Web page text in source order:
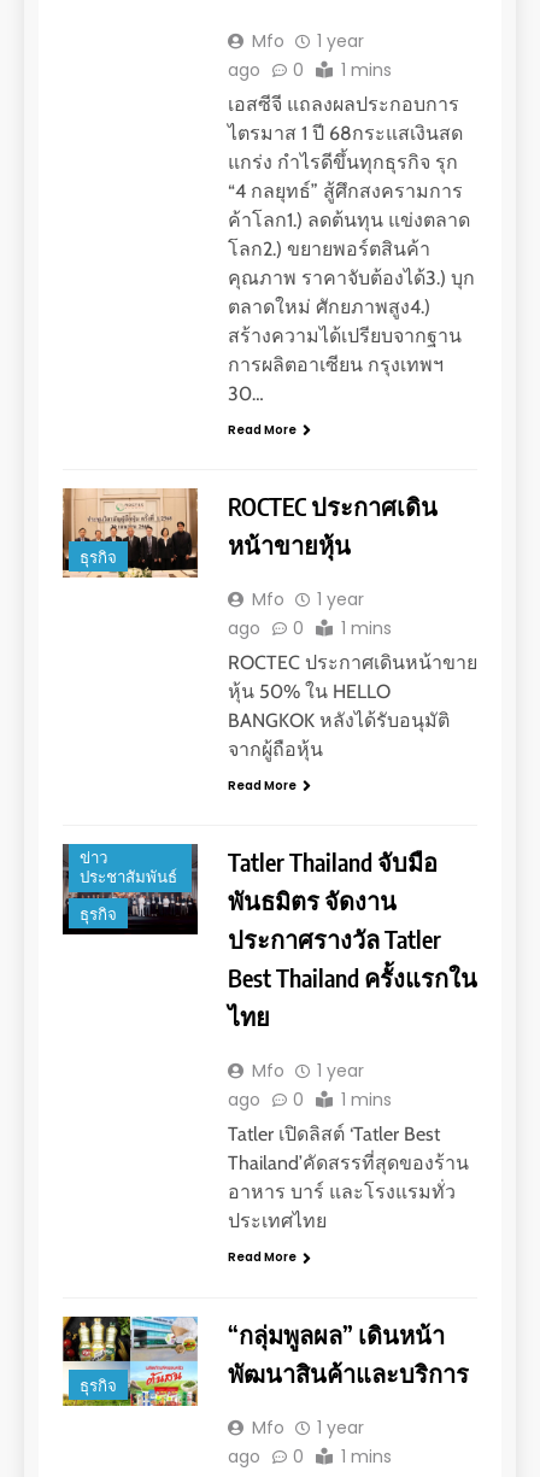
Mfo
1 year
ago
0 1 mins
เอสซีจี แถลงผลประกอบการ
ไตรมาส 1 ปี 68กระแสเงินสด
แกร่ง กำไรดีขึ้นทุกธุรกิจ รุก
“4 กลยุทธ์” สู้ศึกสงครามการ
ค้าโลก1.) ลดต้นทุน แข่งตลาด
โลก2.) ขยายพอร์ตสินค้า
คุณภาพ ราคาจับต้องได้3.) บุก
ตลาดใหม่ ศักยภาพสูง4.)
สร้างความได้เปรียบจากฐาน
การผลิตอาเซียน กรุงเทพฯ
30…
Read More
ธุรกิจ
ROCTEC ประกาศเดิน
หน้าขายหุ้น
Mfo
1 year
ago
0 1 mins
ROCTEC ประกาศเดินหน้าขาย
หุ้น 50% ใน HELLO
BANGKOK หลังได้รับอนุมัติ
จากผู้ถือหุ้น
Read More
ข่าว
ประชาสัมพันธ์
ธุรกิจ
Tatler Thailand จับมือ
พันธมิตร จัดงาน
ประกาศรางวัล Tatler
Best Thailand ครั้งแรกใน
ไทย
Mfo
1 year
ago
0 1 mins
Tatler เปิดลิสต์ ‘Tatler Best
Thailand’คัดสรรที่สุดของร้าน
อาหาร บาร์ และโรงแรมทั่ว
ประเทศไทย
Read More
ธุรกิจ
“กลุ่มพูลผล” เดินหน้า
พัฒนาสินค้าและบริการ
Mfo
1 year
ago
0 1 mins